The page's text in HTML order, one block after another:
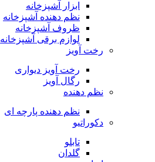
ابزار آشپزخانه
نظم دهنده آشپزخانه
ظروف آشپزخانه
لوازم برقی آشپزخانه
رخت آویز
رخت آویز دیواری
رگال آویز
نظم دهنده
نظم دهنده پارچه ای
دکوراتیو
تابلو
گلدان